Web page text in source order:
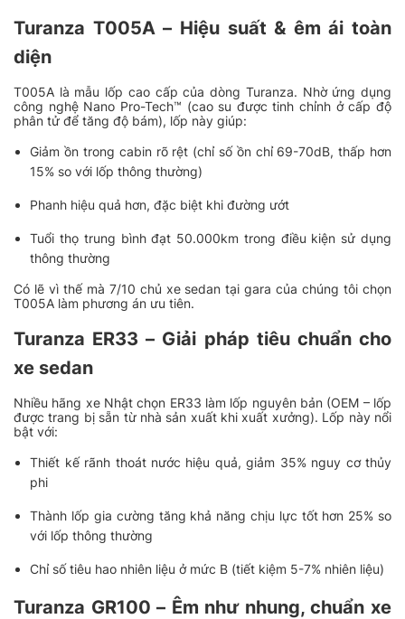
Turanza T005A – Hiệu suất & êm ái toàn
diện
T005A là mẫu lốp cao cấp của dòng Turanza. Nhờ ứng dụng
công nghệ Nano Pro-Tech™ (cao su được tinh chỉnh ở cấp độ
phân tử để tăng độ bám), lốp này giúp:
Giảm ồn trong cabin rõ rệt (chỉ số ồn chỉ 69-70dB, thấp hơn
15% so với lốp thông thường)
Phanh hiệu quả hơn, đặc biệt khi đường ướt
Tuổi thọ trung bình đạt 50.000km trong điều kiện sử dụng
thông thường
Có lẽ vì thế mà 7/10 chủ xe sedan tại gara của chúng tôi chọn
T005A làm phương án ưu tiên.
Turanza ER33 – Giải pháp tiêu chuẩn cho
xe sedan
Nhiều hãng xe Nhật chọn ER33 làm lốp nguyên bản (OEM – lốp
được trang bị sẵn từ nhà sản xuất khi xuất xưởng). Lốp này nổi
bật với:
Thiết kế rãnh thoát nước hiệu quả, giảm 35% nguy cơ thủy
phi
Thành lốp gia cường tăng khả năng chịu lực tốt hơn 25% so
với lốp thông thường
Chỉ số tiêu hao nhiên liệu ở mức B (tiết kiệm 5-7% nhiên liệu)
Turanza GR100 – Êm như nhung, chuẩn xe